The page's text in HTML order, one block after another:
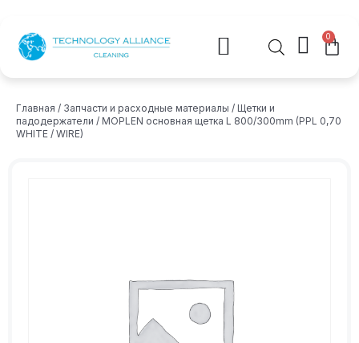
0
Главная / Запчасти и расходные материалы / Щетки и
падодержатели / MOPLEN основная щетка L 800/300mm (PPL 0,70
WHITE / WIRE)